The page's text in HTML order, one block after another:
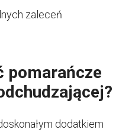
zaleceń
pomarańcze
dodatkiem